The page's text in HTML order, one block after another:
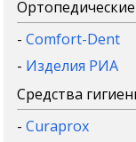
-Comfort-Dent
- Изделия РИА
Средства
-Curaprox